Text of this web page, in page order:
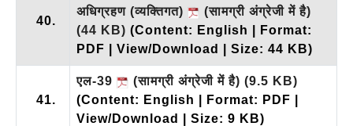
40.
अधिग्रहण (व्यक्तिगत)
(सामग्री अंग्रेजी में है)
(44 KB) (Content: English | Format:
PDF | View/Download | Size: 44 KB)
41.
एल-39 (सामग्री अंग्रेजी में है) (9.5 KB)
(Content: English | Format: PDF |
View/Download | Size: 9 KB)